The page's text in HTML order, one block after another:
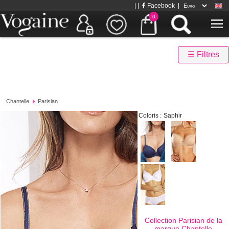
0
Facebook
☰ Filtres
Chantelle Parisian
Coloris : Saphir
Collection Parisian de la